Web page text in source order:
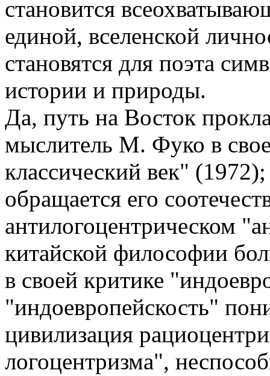
становится
единой, вселенской
становятся для поэта
истории и природы.
Да, путь на Восток
мыслитель М. Фуко в
классический век"
обращается его
антилогоцентрическом
китайской философии
в своей критике
"индоевропейскость"
цивилизация
логоцентризма",